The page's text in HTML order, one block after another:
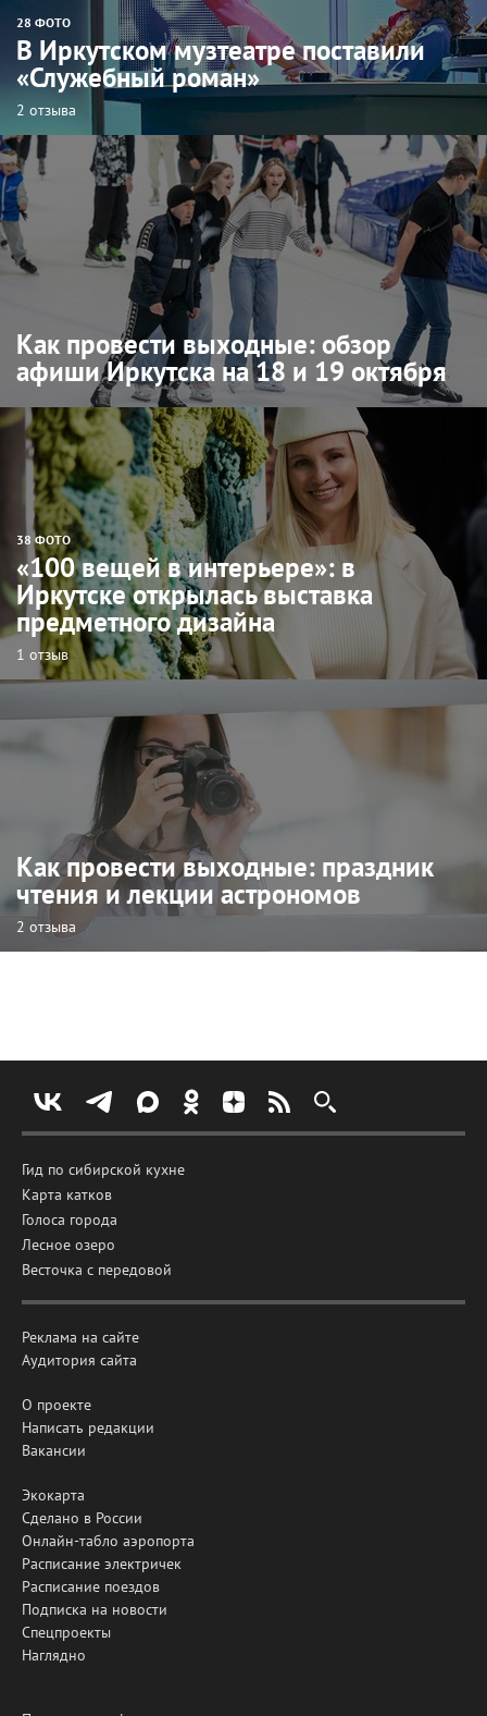
28 ФОТО
В Иркутском музтеатре поставили
«Служебный роман»
2 отзыва
Как провести выходные: обзор
афиши Иркутска на 18 и 19 октября
38 ФОТО
«100 вещей в интерьере»: в
Иркутске открылась выставка
предметного дизайна
1 отзыв
Как провести выходные: праздник
чтения и лекции астрономов
2 отзыва
Гид по сибирской кухне
Карта катков
Голоса города
Лесное озеро
Весточка с передовой
Реклама на сайте
Аудитория сайта
О проекте
Написать редакции
Вакансии
Экокарта
Сделано в России
Онлайн-табло аэропорта
Расписание электричек
Расписание поездов
Подписка на новости
Спецпроекты
Наглядно